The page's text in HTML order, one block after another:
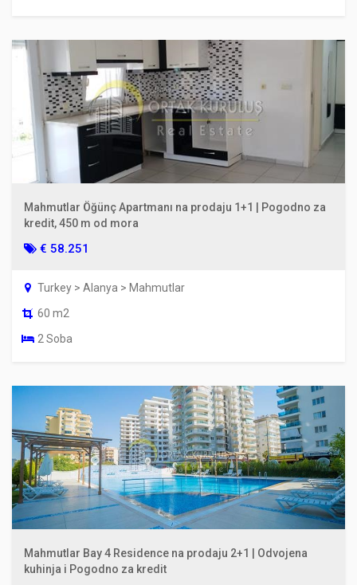
Mahmutlar Öğünç Apartmanı na prodaju 1+1 | Pogodno za
kredit, 450 m od mora
€ 58.251
Turkey > Alanya > Mahmutlar
60 m2
2 Soba
Mahmutlar Bay 4 Residence na prodaju 2+1 | Odvojena
kuhinja i Pogodno za kredit